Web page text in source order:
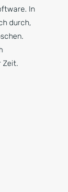
In
durch,
Zeit.